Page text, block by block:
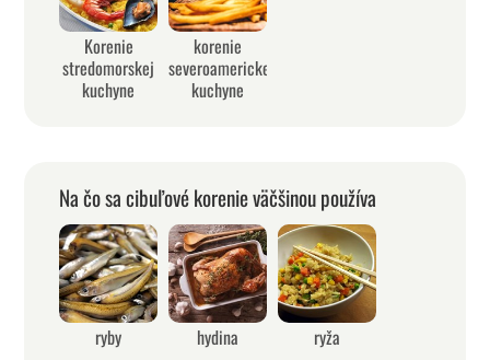
Korenie
stredomorskej
kuchyne
korenie
severoamerickej
kuchyne
Na čo sa cibuľové korenie väčšinou používa
ryby hydina ryža